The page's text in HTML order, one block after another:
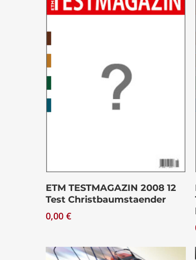
Drücken Sie Enter zum Suchen oder
Download
ETM TESTMAGAZIN 2008 12
Test Christbaumstaender
0,00 €